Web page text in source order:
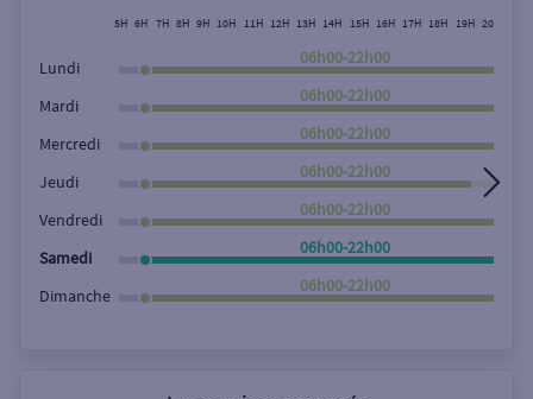
Rue
Rechercher
5H 6H 7H 8H 9H 10H 11H 12H 13H 14H 15H 16H 17H 18H 19H 20H
Lundi
06h00-22h00
Mardi
06h00-22h00
Mercredi
06h00-22h00
Jeudi
06h00-22h00
Vendredi
06h00-22h00
Samedi
06h00-22h00
Dimanche
06h00-22h00